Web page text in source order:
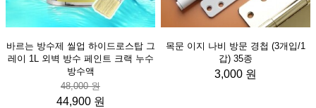
바르는 방수제 씰업 하이드로스탑 그
레이 1L 외벽 방수 페인트 크랙 누수
방수액
48,000 원
44,900 원
목문 이지 나비 방문 경첩 (3개입/1
갑) 35종
3,000 원